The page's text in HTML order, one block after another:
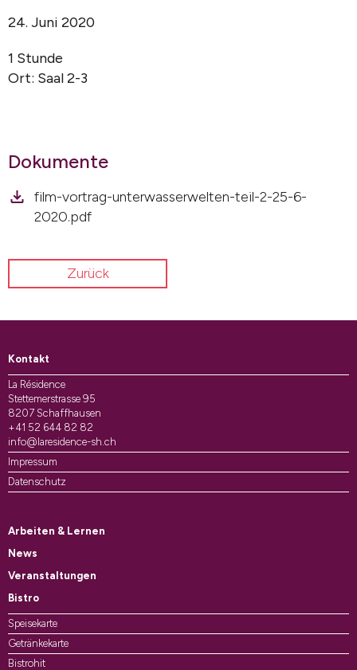
24. Juni 2020
1 Stunde
Ort: Saal 2-3
Dokumente
film-vortrag-unterwasserwelten-teil-2-25-6-
2020.pdf
Zurück
Kontakt
La Résidence
Stettemerstrasse 95
8207 Schaffhausen
+41 52 644 82 82
info@laresidence-sh.ch
Impressum
Datenschutz
Arbeiten & Lernen
News
Veranstaltungen
Bistro
Speisekarte
Getränkekarte
Bistrohit